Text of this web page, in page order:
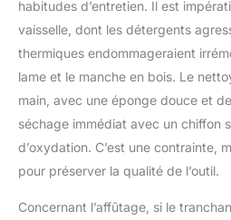
habitudes d’entretien. Il est
vaisselle, dont les détergents
thermiques endommageraient
lame et le manche en bois. Le
main, avec une éponge douce et
séchage immédiat avec un chiffon
d’oxydation. C’est une contrainte,
pour préserver la qualité de l’outil.
Concernant l’affûtage, si le